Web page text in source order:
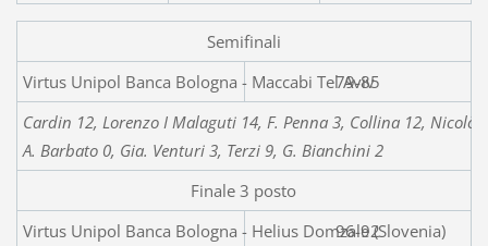
Semifinali
Virtus Unipol Banca
79-85
Cardin 12, Lorenzo I Malaguti 14, F. Penna 3, Collina 12, Nicolò
A. Barbato 0, Gia. Venturi 3, Terzi 9, G. Bianchini 2
Finale 3 posto
Virtus Unipol Banca Bologna - Helius Domzale (Slovenia)
96-92